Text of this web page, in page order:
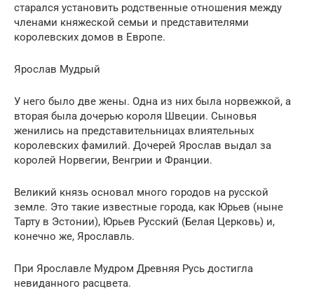
старался установить родственные отношения между
членами княжеской семьи и представителями
королевских домов в Европе.
Ярослав Мудрый
У него было две жены. Одна из них была норвежкой, а
вторая была дочерью короля Швеции. Сыновья
женились на представительницах влиятельных
королевских фамилий. Дочерей Ярослав выдал за
королей Норвегии, Венгрии и Франции.
Великий князь основал много городов на русской
земле. Это такие известные города, как Юрьев (ныне
Тарту в Эстонии), Юрьев Русский (Белая Церковь) и,
конечно же, Ярославль.
При Ярославле Мудром Древняя Русь достигла
невиданного расцвета.